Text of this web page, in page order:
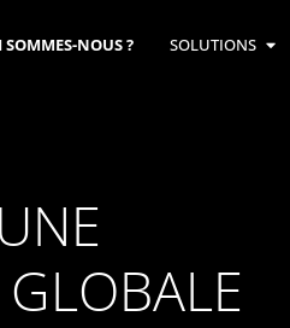
SOMMES-NOUS ? SOLUTIONS